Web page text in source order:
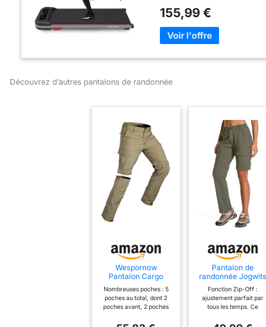
3-en-1 SOUS L'ÉCRAN AVEC
vitesse, assez bon pour la
département & bureau, encore
TRAIN DE COURSE SOUS LA
course antidérapant à 5
centimètres, peut être placé
chambre et le bureau ; Facile à
vitesse, votre temps et la
télécommande pour démarrer
✅ 🏃 UPPORT DE COURSE
polyvalent, discret, flexible, il
glisser sous votre bureau ou
155,99 €
Découvrez d’autres pantalons de randonnée
Wespornow
Pantalon Cargo
Convertible pour
Homme à séchage
Rapide léger et
Respirant avec
Nombreuses poches : 5
poches au total, dont 2
poches avant, 2 poches
arrière zippée. Pas de
Pantalon de
randonnée Jogwits
pour femme, avec
fermeture éclair -
Léger, respirant,
séchage rapide -
Fonction Zip-Off :
ajustement parfait par
tous les temps. Ce
zippé pour femme se